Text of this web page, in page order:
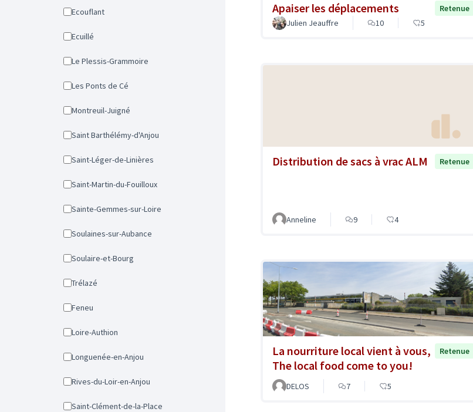
Ecouflant
Ecuillé
Le Plessis-Grammoire
Les Ponts de Cé
Montreuil-Juigné
Saint Barthélémy-d'Anjou
Saint-Léger-de-Linières
Saint-Martin-du-Fouilloux
Sainte-Gemmes-sur-Loire
Soulaines-sur-Aubance
Soulaire-et-Bourg
Trélazé
Feneu
Loire-Authion
Longuenée-en-Anjou
Rives-du-Loir-en-Anjou
Saint-Clément-de-la-Place
Apaiser les déplacements
Retenue
Julien Jeauffre
10 5
Distribution de sacs à vrac ALM Retenue
Anneline 9 4
La nourriture local vient à vous,
The local food come to you!
Retenue
DELOS 7 5